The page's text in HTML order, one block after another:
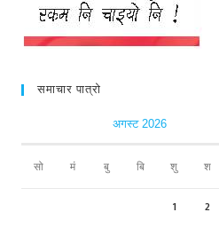
समाचार पात्रो
अगस्ट 2026
सो मं बु बि शु श
1 2